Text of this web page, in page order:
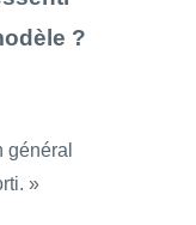
?
général
»